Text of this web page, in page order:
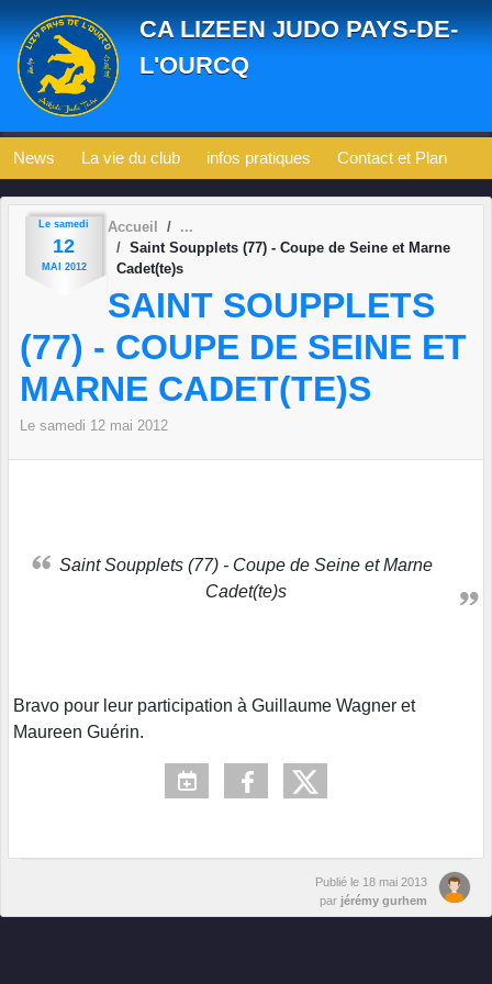
CA LIZEEN JUDO PAYS-DE-
L'OURCQ
News La vie du club infos pratiques Contact et Plan
Le samedi
12
MAI 2012
Accueil
Saint Soupplets (77) - Coupe de Seine et Marne
Cadet(te)s
SAINT SOUPPLETS
(77) - COUPE DE SEINE ET
MARNE CADET(TE)S
Le samedi 12 mai 2012
Saint Soupplets (77) - Coupe de Seine et Marne
Cadet(te)s
Bravo pour leur participation à Guillaume Wagner et
Maureen Guérin.
Publié le 18 mai 2013
par jérémy gurhem
Panneau de gestion des cookies